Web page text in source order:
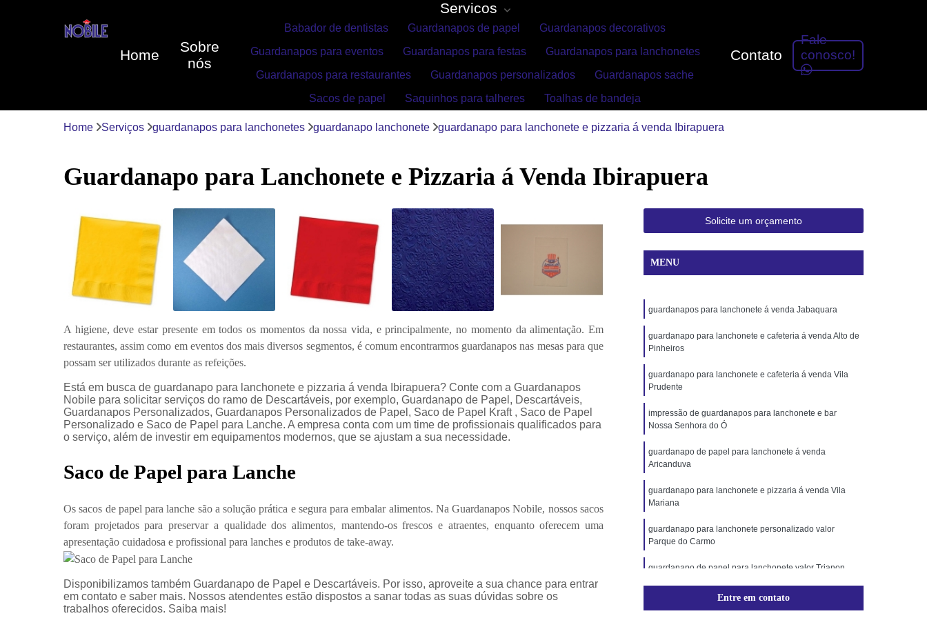
Home
Sobre
nós
Servicos
Babador de dentistas Guardanapos de papel
Guardanapos decorativos
Guardanapos para eventos
Guardanapos para festas
Guardanapos para lanchonetes
Guardanapos para restaurantes
Guardanapos personalizados
Guardanapos sache
Sacos de papel
Saquinhos para talheres Toalhas de bandeja
Contato
Fale
conosco!
Home Serviços guardanapos para lanchonetes guardanapo lanchonete guardanapo para lanchonete e pizzaria á venda Ibirapuera
Guardanapo para Lanchonete e Pizzaria á Venda Ibirapuera
A higiene, deve estar presente em todos os momentos da nossa vida, e principalmente, no momento da alimentação. Em
restaurantes, assim como em eventos dos mais diversos segmentos, é comum encontrarmos guardanapos nas mesas para que
possam ser utilizados durante as refeições.
Está em busca de guardanapo para lanchonete e pizzaria á venda Ibirapuera? Conte com a Guardanapos
Nobile para solicitar serviços do ramo de Descartáveis, por exemplo, Guardanapo de Papel, Descartáveis,
Guardanapos Personalizados, Guardanapos Personalizados de Papel, Saco de Papel Kraft , Saco de Papel
Personalizado e Saco de Papel para Lanche. A empresa conta com um time de profissionais qualificados para
o serviço, além de investir em equipamentos modernos, que se ajustam a sua necessidade.
Saco de Papel para Lanche
Os sacos de papel para lanche são a solução prática e segura para embalar alimentos. Na Guardanapos Nobile, nossos sacos
foram projetados para preservar a qualidade dos alimentos, mantendo-os frescos e atraentes, enquanto oferecem uma
apresentação cuidadosa e profissional para lanches e produtos de take-away.
Disponibilizamos também Guardanapo de Papel e Descartáveis. Por isso, aproveite a sua chance para entrar
em contato e saber mais. Nossos atendentes estão dispostos a sanar todas as suas dúvidas sobre os
trabalhos oferecidos. Saiba mais!
Solicite um orçamento
MENU
guardanapos para lanchonete á venda Jabaquara
guardanapo para lanchonete e cafeteria á venda Alto de
Pinheiros
guardanapo para lanchonete e cafeteria á venda Vila
Prudente
impressão de guardanapos para lanchonete e bar
Nossa Senhora do Ó
guardanapo de papel para lanchonete á venda
Aricanduva
guardanapo para lanchonete e pizzaria á venda Vila
Mariana
guardanapo para lanchonete personalizado valor
Parque do Carmo
guardanapo de papel para lanchonete valor Trianon
Entre em contato